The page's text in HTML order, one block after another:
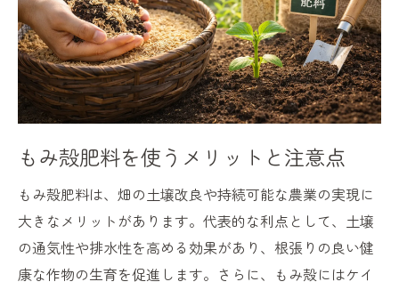
家庭菜園でもできるもみ殻堆肥化法
発酵促進でもみ殻肥料を高品質に仕上げる
もみ殻肥料の切り返し作業のコツ
成功例から学ぶもみ殻堆肥のポイント
もみ殻肥料で排水性と保水性を両立
もみ殻で根張りを良くするための工夫
もみ殻肥料を畑に均等にまくコツ
もみ殻堆肥で作物の生育をサポート
もみ殻肥料を使うメリットと注意点
もみ殻肥料は、畑の土壌改良や持続可能な農業の実現に
大きなメリットがあります。代表的な利点として、土壌
の通気性や排水性を高める効果があり、根張りの良い健
康な作物の生育を促進します。さらに、もみ殻にはケイ